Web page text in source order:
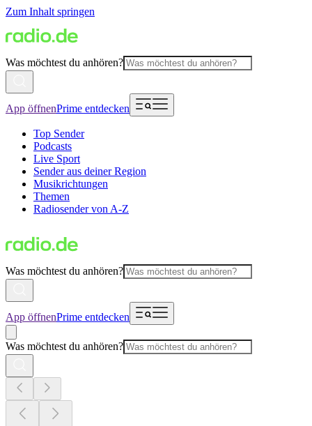
Zum Inhalt springen
Was möchtest du anhören?
App öffnenPrime entdecken
Top Sender
Podcasts
Live Sport
Sender aus deiner Region
Musikrichtungen
Themen
Radiosender von A-Z
Was möchtest du anhören?
App öffnenPrime entdecken
Was möchtest du anhören?